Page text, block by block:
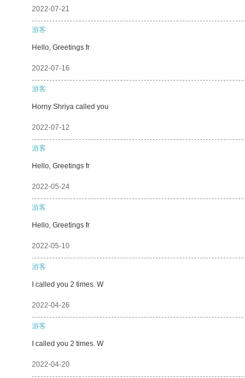
2022-07-21
游客
Hello, Greetings fr
2022-07-16
游客
Horny Shriya called you
2022-07-12
游客
Hello, Greetings fr
2022-05-24
游客
Hello, Greetings fr
2022-05-10
游客
I called you 2 times. W
2022-04-26
游客
I called you 2 times. W
2022-04-20